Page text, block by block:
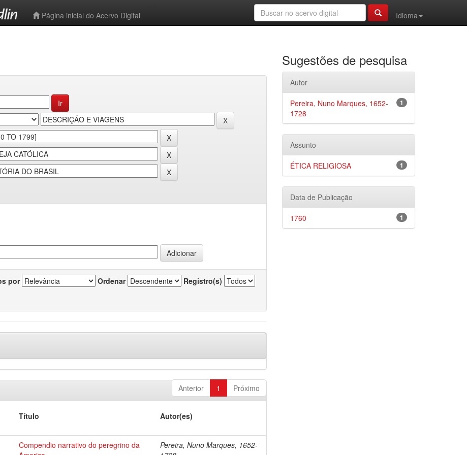
Página inicial do Acervo Digital
Idioma
por Ordenar Registro(s)
Anterior 1 Próximo
Título Autor(es)
Compendio narrativo do peregrino da
Pereira, Nuno Marques, 1652-
Sugestões de pesquisa
Autor
1
Pereira, Nuno Marques, 1652-
1728
Assunto
1
ÉTICA RELIGIOSA
Data de Publicação
1
1760